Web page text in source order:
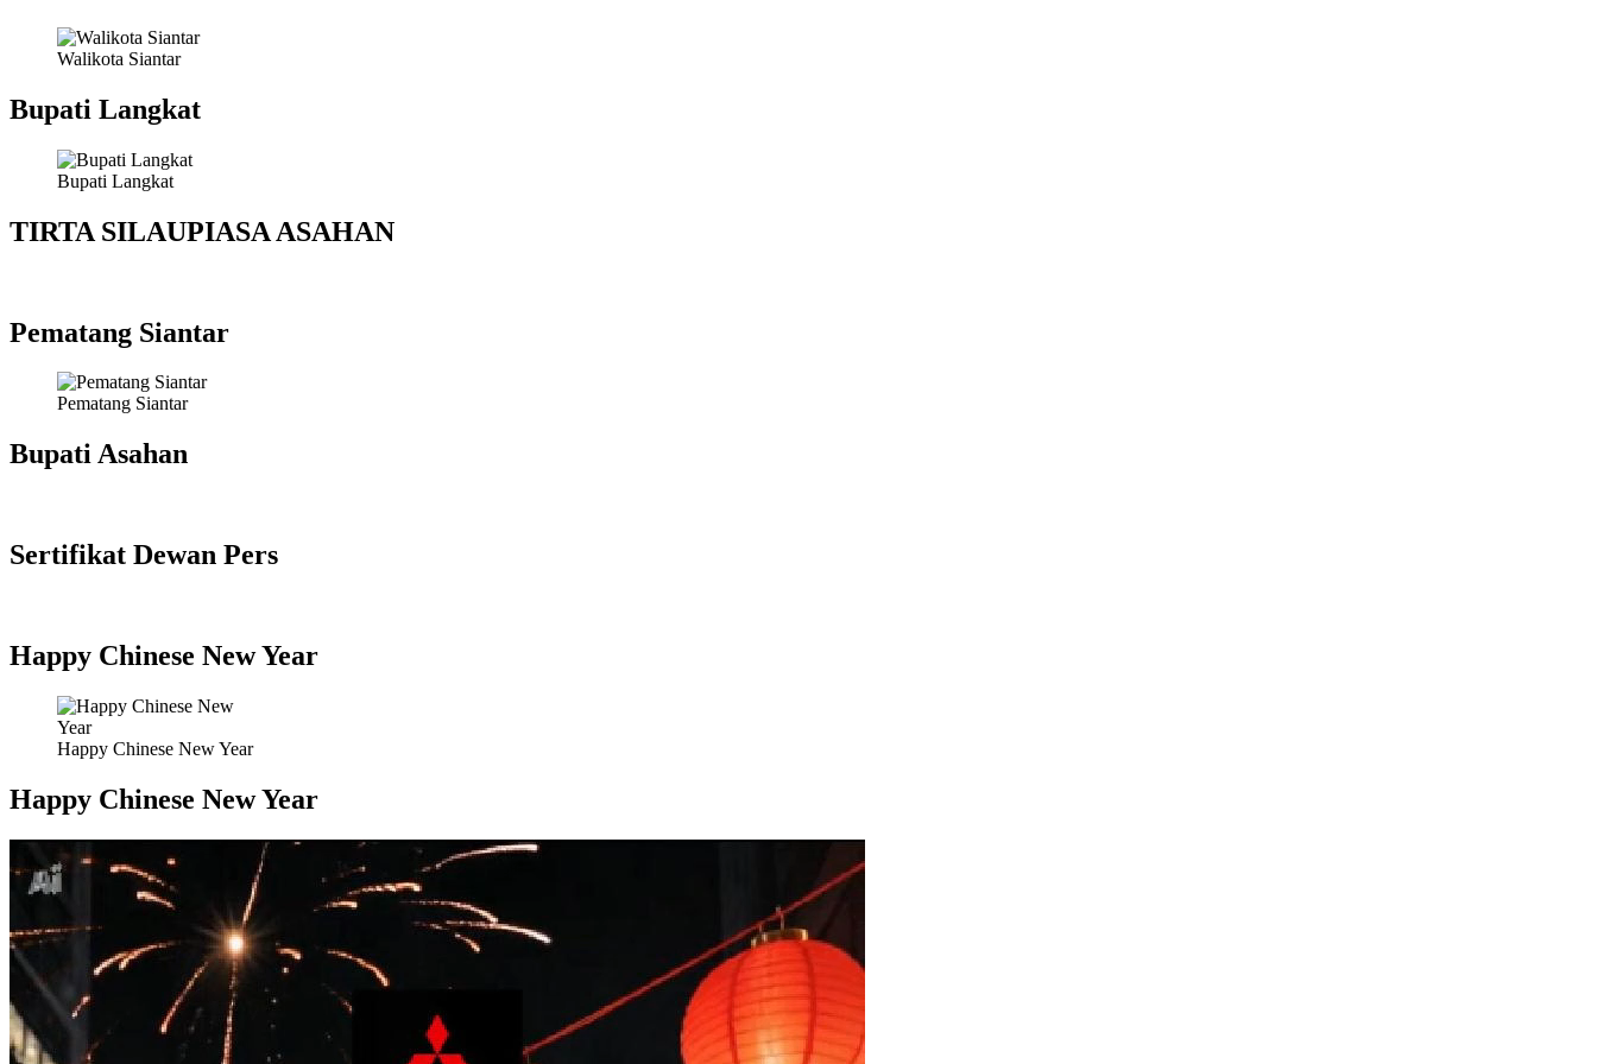
Walikota Siantar
Bupati Langkat
Bupati Langkat
TIRTA SILAUPIASA ASAHAN
Pematang Siantar
Pematang Siantar
Bupati Asahan
Sertifikat Dewan Pers
Happy Chinese New Year
Happy Chinese New Year
Happy Chinese New Year